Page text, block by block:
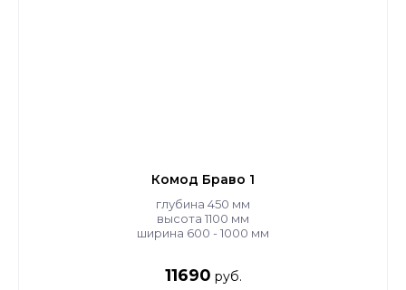
Комод Браво 1
глубина 450 мм
высота 1100 мм
ширина 600 - 1000 мм
11690 руб.